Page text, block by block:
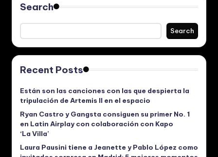
Search
Search
Recent Posts
Están son las canciones con las que despierta la
tripulación de Artemis II en el espacio
Ryan Castro y Gangsta consiguen su primer No. 1
en Latin Airplay con colaboración con Kapo
‘La Villa’
Laura Pausini tiene a Jeanette y Pablo López como